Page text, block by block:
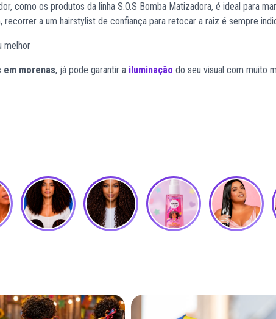
como os produtos da linha S.O.S Bomba Matizadora, é ideal para
a um hairstylist de confiança para retocar a raiz é sempre
em morenas, já pode garantir a iluminação do seu visual com muito